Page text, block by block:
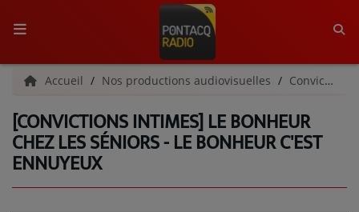
ACCUEIL
RADIO
QUI SOMMES-NOUS ?
L'ÉQUIPE
Accueil Nos productions audiovisuelles Convictions Intimes
[CONVICTIONS INTIMES] LE BONHEUR
CHEZ LES SÉNIORS - LE BONHEUR C'EST
ENNUYEUX